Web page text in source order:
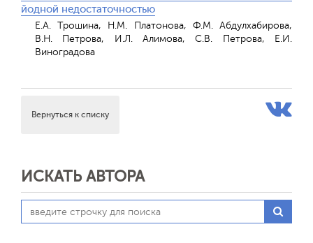
йодной недостаточностью
E.А. Трошина, Н.М. Платонова, Ф.М. Абдулхабирова,
В.Н. Петрова, И.Л. Алимова, С.В. Петрова, Е.И.
Виноградова
Вернуться к списку
ИСКАТЬ АВТОРА